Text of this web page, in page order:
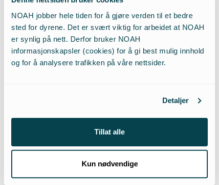
NOAH jobber hele tiden for å gjøre verden til et bedre
sted for dyrene. Det er svært viktig for arbeidet at NOAH
er synlig på nett. Derfor bruker NOAH
informasjonskapsler (cookies) for å gi best mulig innhold
og for å analysere trafikken på våre nettsider.
Detaljer
Tillat alle
Kun nødvendige
ut hvordan de skal forholde seg til salg av
pelsprodukter.
Mango – vurderer å kutte ut
all pels
5000 ansatte som har 620 butikker i 70 land. Som
informert om at Mango seriøst vurderer å stanse
bruk av ekte pels i sine produkter. Mangos
hovedkontor tar i skrivende stund kontakt med